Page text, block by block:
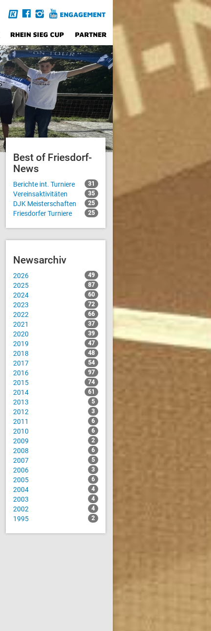
ENGAGEMENT
RHEIN SIEG CUP PARTNER
Best of Friesdorf-
News
Berichte int. Turniere 31
Vereinsaktivitäten 35
DJK Meisterschaften 25
Friesdorfer Turniere 25
Newsarchiv
2026 49
2025 87
2024 60
2023 72
2022 66
2021 37
2020 39
2019 47
2018 48
2017 54
2016 97
2015 74
2014 61
2013 5
2012 3
2011 6
2010 6
2009 2
2008 6
2007 5
2006 3
2005 6
2004 4
2003 4
2002 4
1995 2